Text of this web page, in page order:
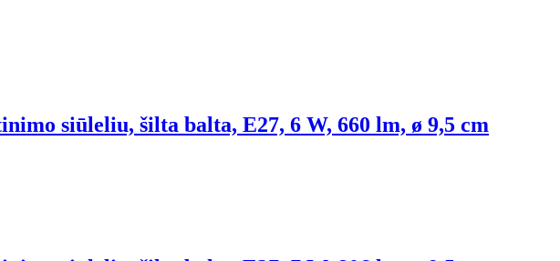
siūleliu, šilta balta, E27, 6 W, 660 lm, ø 9,5 cm